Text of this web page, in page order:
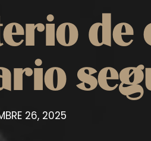
de
26, 2025